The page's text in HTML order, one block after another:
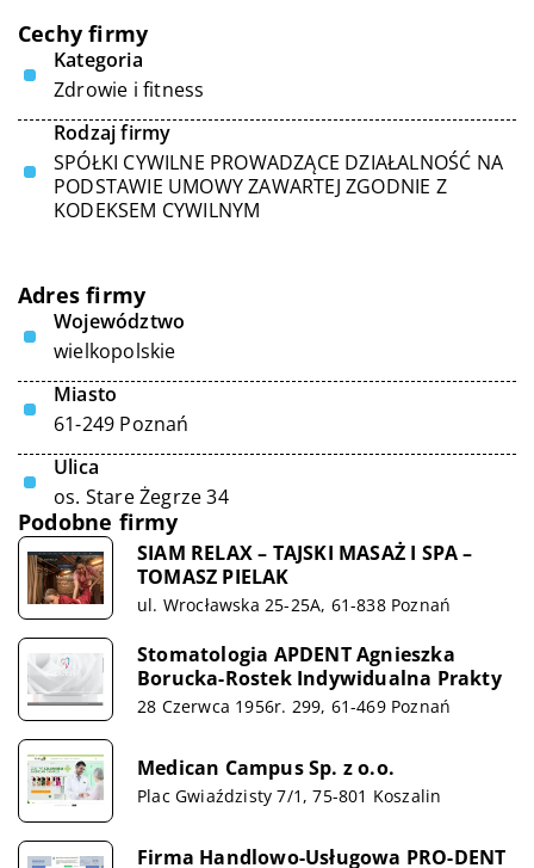
Cechy firmy
Kategoria
Zdrowie i fitness
Rodzaj firmy
SPÓŁKI CYWILNE PROWADZĄCE DZIAŁALNOŚĆ NA
PODSTAWIE UMOWY ZAWARTEJ ZGODNIE Z
KODEKSEM CYWILNYM
Adres firmy
Województwo
wielkopolskie
Miasto
61-249 Poznań
Ulica
os. Stare Żegrze 34
Podobne firmy
SIAM RELAX – TAJSKI MASAŻ I SPA –
TOMASZ PIELAK
ul. Wrocławska 25-25A, 61-838 Poznań
Stomatologia APDENT Agnieszka
Borucka-Rostek Indywidualna Prakty
28 Czerwca 1956r. 299, 61-469 Poznań
Medican Campus Sp. z o.o.
Plac Gwiaździsty 7/1, 75-801 Koszalin
Firma Handlowo-Usługowa PRO-DENT